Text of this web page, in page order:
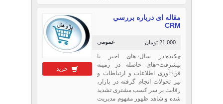
حفظ و نگهداري محيط زيست
نهايت دقت و تلاش بكار گرفته
شود در راستاي اهميت همين
خرید
مقاله ای درباره بررسي
CRM
عمومی 21,000 تومان
چکیده:در سال¬های اخیر با
پیشرفت¬های حاصله در زمینه
فن¬آوری اطلاعات و ارتباطات و
نیز تحولات انجام گرفته در بازار،
رقابت بر سر کسب مشتری تشدید
شده و شاهد ظهور مفهوم مدیریت